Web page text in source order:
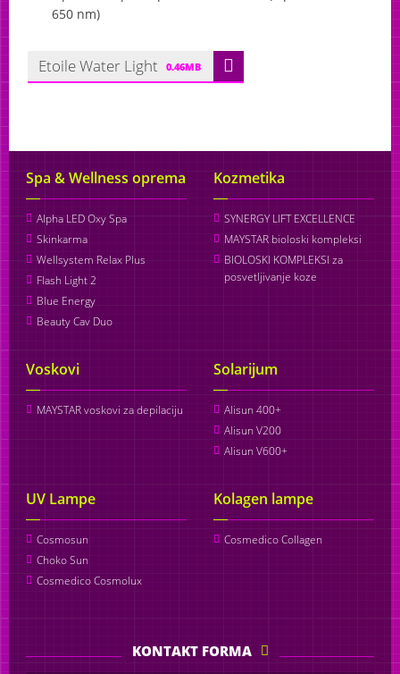
650 nm)
Etoile Water Light 0.46MB
Spa & Wellness oprema
Alpha LED Oxy Spa
Skinkarma
Wellsystem Relax Plus
Flash Light 2
Blue Energy
Beauty Cav Duo
Kozmetika
SYNERGY LIFT EXCELLENCE
MAYSTAR bioloski kompleksi
BIOLOSKI KOMPLEKSI za
posvetljivanje koze
Voskovi
MAYSTAR voskovi za depilaciju
Solarijum
Alisun 400+
Alisun V200
Alisun V600+
UV Lampe
Cosmosun
Choko Sun
Cosmedico Cosmolux
Kolagen lampe
Cosmedico Collagen
KONTAKT FORMA